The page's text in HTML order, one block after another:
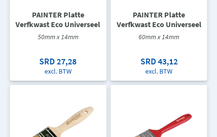
PAINTER Platte
Verfkwast Eco Universeel
50mm x 14mm
SRD 27,28
excl. BTW
PAINTER Platte
Verfkwast Eco Universeel
60mm x 14mm
SRD 43,12
excl. BTW